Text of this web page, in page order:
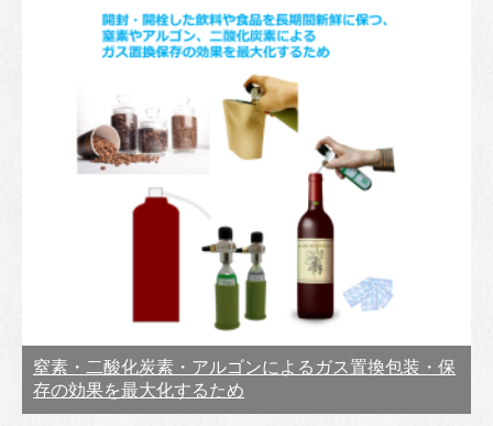
窒素・二酸化炭素・アルゴンによるガス置換包装・保
存の効果を最大化するため